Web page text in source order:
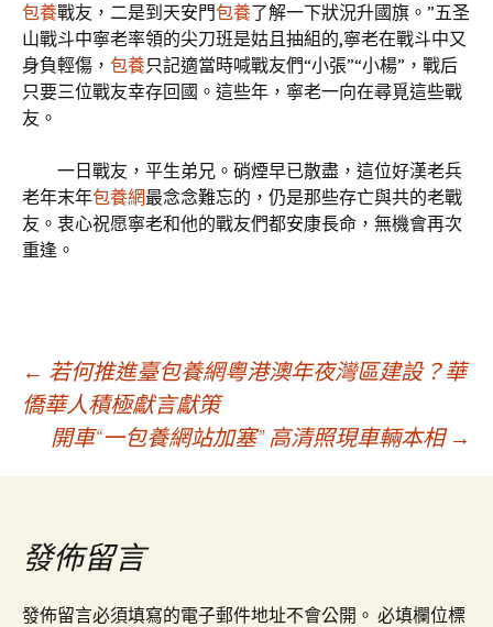
包養戰友，二是到天安門包養了解一下狀況升國旗。”五圣
山戰斗中寧老率領的尖刀班是姑且抽組的,寧老在戰斗中又
身負輕傷， 包養只記適當時喊戰友們“小張”“小楊”，戰后
只要三位戰友幸存回國。這些年，寧老一向在尋覓這些戰
友。
一日戰友，平生弟兄。硝煙早已散盡，這位好漢老兵
老年末年包養網最念念難忘的，仍是那些存亡與共的老戰
友。衷心祝愿寧老和他的戰友們都安康長命，無機會再次
重逢。
文
導
覽
← 若何推進臺包養網粵港澳年夜灣區建設？華
僑華人積極獻言獻策
開車“一包養網站加塞” 高清照現車輛本相 →
發佈留言
發佈留言必須填寫的電子郵件地址不會公開。 必填欄位標